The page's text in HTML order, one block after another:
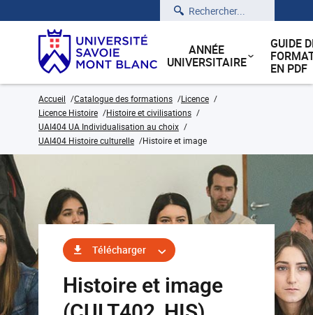
Rechercher
ANNÉE
UNIVERSITAIRE
GUIDE
EN PDF
Accueil Catalogue des formations
Licence
Licence Histoire
Histoire et civilisations
UAI404 UA Individualisation au choix
UAI404 Histoire culturelle
Histoire et image
Télécharger
Histoire et image